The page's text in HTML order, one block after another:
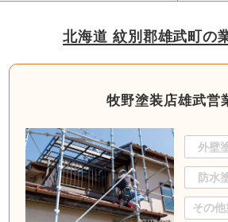
北海道 紋別郡雄武町の
牧野塗装店雄武営
外壁
防水
その